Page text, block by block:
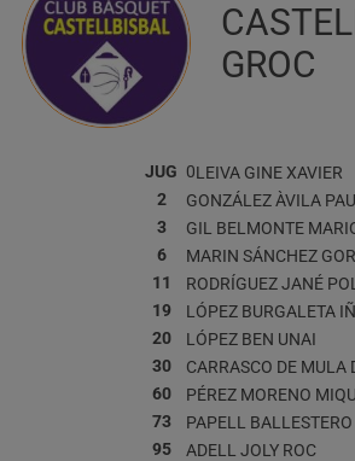
GROC
JUG 0LEIVA GINE XAVIER
2
GONZÁLEZ ÀVILA PAU
3
GIL BELMONTE
6
MARIN SÁNCHEZ
11
RODRÍGUEZ JANÉ POL
19
LÓPEZ BURGALETA
20
LÓPEZ BEN UNAI
30
CARRASCO DE MULA
60
PÉREZ MORENO
73
PAPELL BALLESTERO
95
ADELL JOLY ROC